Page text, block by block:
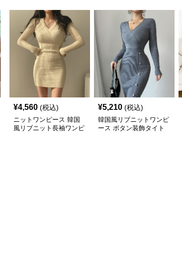
¥4,560 (税込)
ニットワンピース 韓国
風リブニット長袖ワンピ
¥5,210 (税込)
韓国風リブニットワンピ
ース ボタン装飾タイト